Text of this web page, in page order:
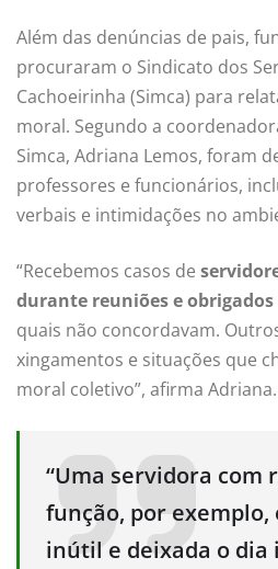
Além das denúncias de pais,
procuraram o Sindicato dos
Cachoeirinha (Simca) para
moral. Segundo a
Simca, Adriana Lemos, foram
professores e funcionários,
verbais e intimidações no
“Recebemos casos de
durante reuniões e
quais não concordavam.
xingamentos e situações que
moral coletivo”, afirma Adriana.
“Uma servidora com
função, por exemplo,
inútil e deixada o